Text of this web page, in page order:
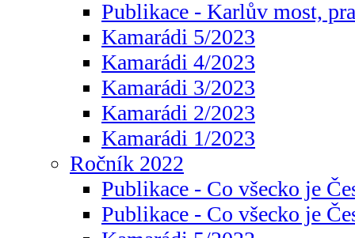
Publikace - Karlův most,
Kamarádi 5/2023
Kamarádi 4/2023
Kamarádi 3/2023
Kamarádi 2/2023
Kamarádi 1/2023
Ročník 2022
Publikace - Co všecko je
Publikace - Co všecko je